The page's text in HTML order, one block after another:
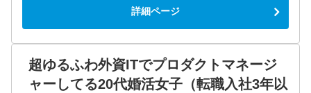
詳細ページ
超ゆるふわ外資ITでプロダクトマネージ
ャーしてる20代婚活女子（転職入社3年以